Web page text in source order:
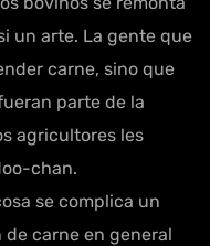
un arte. La gente que
carne, sino que
parte de la
agricultores les
chan.
se complica un
carne en general